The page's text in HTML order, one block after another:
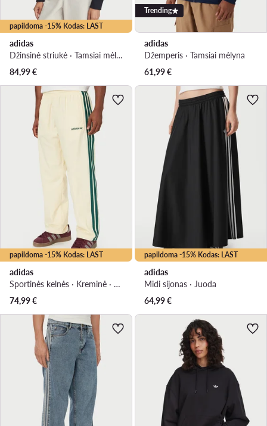
papildoma -15% Kodas: LAST
adidas
Džinsinė striukė · Tamsiai mėlyna
84,99€
Trending
adidas
Džemperis · Tamsiai mėlyna
61,99€
papildoma -15% Kodas: LAST
adidas
Sportinės kelnės · Kreminė · Regular Fit
74,99€
papildoma -15% Kodas: LAST
adidas
Midi sijonas · Juoda
64,99€